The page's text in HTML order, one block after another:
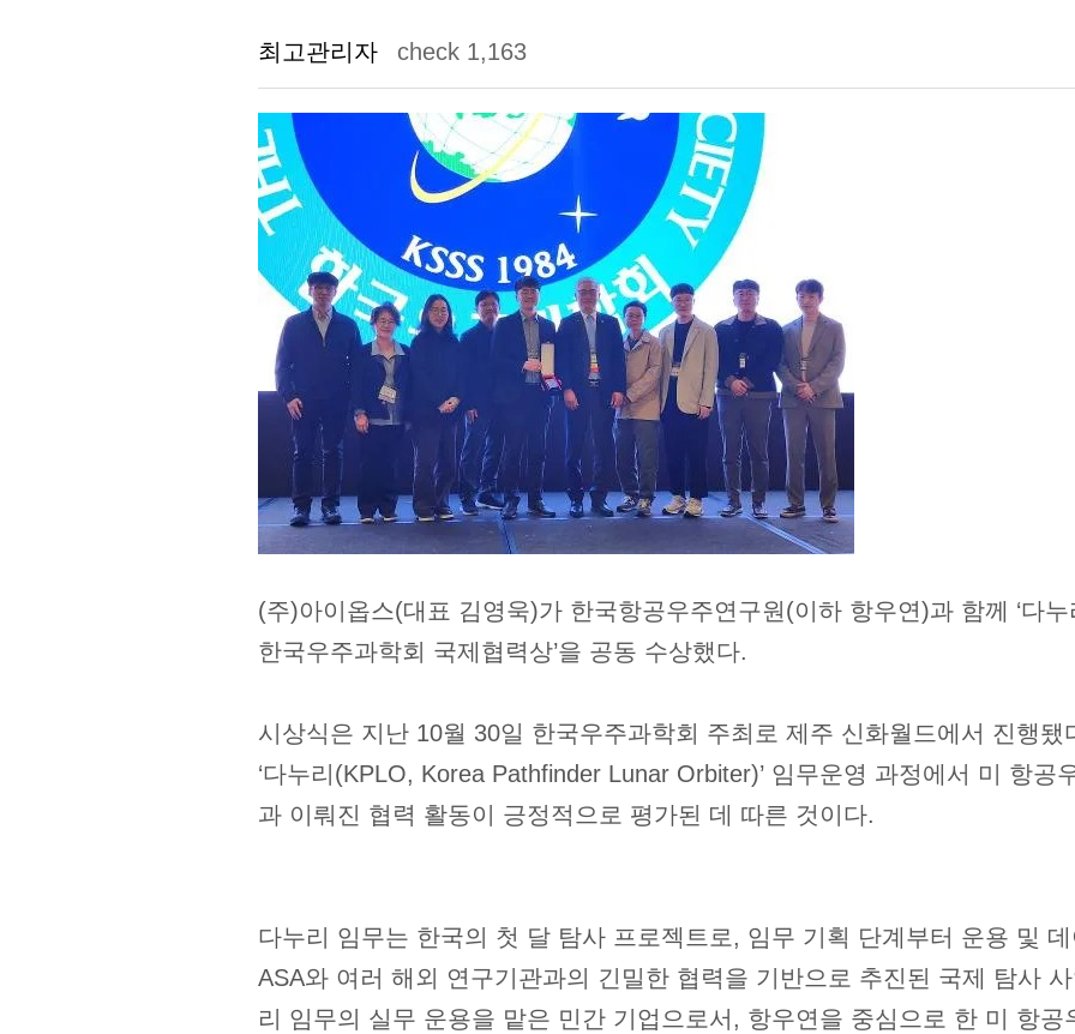
최고관리자 check 1,163
(주)아이옵스(대표 김영욱)가 한국항공우주연구원(이하 항우연)과 함께 ‘다누
한국우주과학회 국제협력상’을 공동 수상했다.
시상식은 지난 10월 30일 한국우주과학회 주최로 제주 신화월드에서 진행됐
‘다누리(KPLO, Korea Pathfinder Lunar Orbiter)’ 임무운영 과정에서 미 항공
과 이뤄진 협력 활동이 긍정적으로 평가된 데 따른 것이다.
다누리 임무는 한국의 첫 달 탐사 프로젝트로, 임무 기획 단계부터 운용 및
ASA와 여러 해외 연구기관과의 긴밀한 협력을 기반으로 추진된 국제 탐사
리 임무의 실무 운용을 맡은 민간 기업으로서, 항우연을 중심으로 한 미 항공